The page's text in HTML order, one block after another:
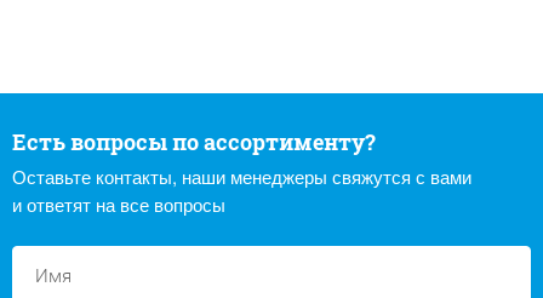
Есть вопросы по ассортименту?
Оставьте контакты, наши менеджеры свяжутся с вами
и ответят на все вопросы